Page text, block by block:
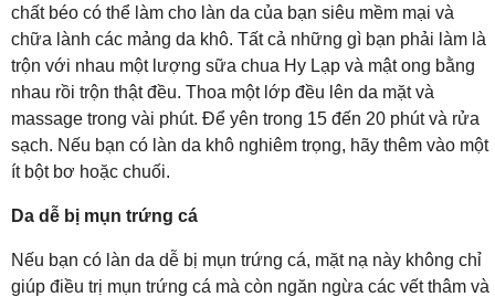
chất béo có thể làm cho làn da của bạn siêu mềm mại và
chữa lành các mảng da khô. Tất cả những gì bạn phải làm là
trộn với nhau một lượng sữa chua Hy Lạp và mật ong bằng
nhau rồi trộn thật đều. Thoa một lớp đều lên da mặt và
massage trong vài phút. Để yên trong 15 đến 20 phút và rửa
sạch. Nếu bạn có làn da khô nghiêm trọng, hãy thêm vào một
ít bột bơ hoặc chuối.
Da dễ bị mụn trứng cá
Nếu bạn có làn da dễ bị mụn trứng cá, mặt nạ này không chỉ
giúp điều trị mụn trứng cá mà còn ngăn ngừa các vết thâm và